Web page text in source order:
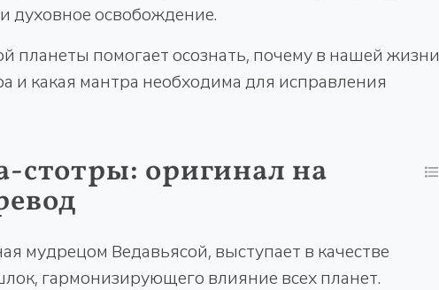
духовное освобождение.
помогает осознать, почему в нашей жизни
и какая мантра необходима для исправления
стотры: оригинал на
мудрецом Ведавьясой, выступает в качестве
гармонизирующего влияние всех планет.